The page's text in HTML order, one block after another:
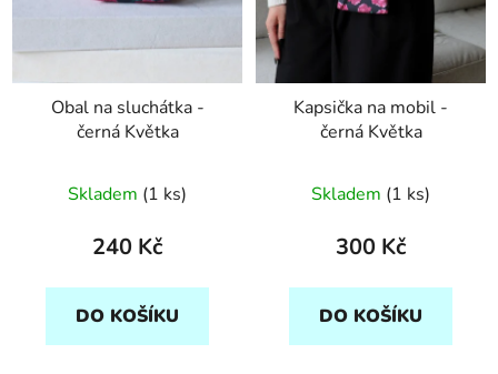
Obal na sluchátka -
černá Květka
Skladem (1 ks)
240 Kč
DO KOŠÍKU
Kapsička na mobil -
černá Květka
Skladem (1 ks)
300 Kč
DO KOŠÍKU